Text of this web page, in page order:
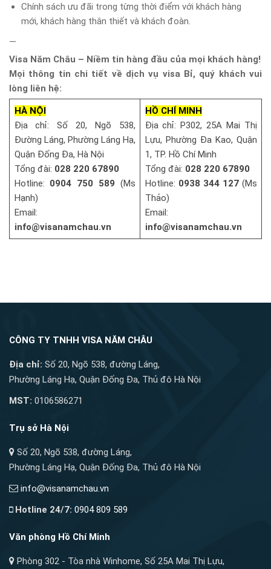
Chính sách ưu đãi trong từng thời điểm với khách hàng
mới, khách hàng thân thiết và khách đoàn.
—
Visa Năm Châu – Niềm tin hàng đầu của mọi khách hàng!
Mọi thông tin chi tiết về dịch vụ visa Bỉ, quý khách vui
lòng liên hệ:
HÀ NỘI
Địa chỉ: Số 20, Ngõ 538,
Đường Láng, Phường Láng Hạ,
Quận Đống Đa, Hà Nội
Tổng đài: 028 220 67890
Hotline: 0904 750 589 (Ms
Hạnh)
Email:
info@visanamchau.vn
HỒ CHÍ MINH
Địa chỉ: P302, 25A Mai Thị
Lựu, Phường Đa Kao, Quận
1, TP. Hồ Chí Minh
Tổng đài: 028 220 67890
Hotline: 0938 344 127(Ms
Thảo)
Email:
info@visanamchau.vn
CÔNG TY TNHH VISA NĂM CHÂU
Địa chỉ: Số 20, Ngõ 538, đường Láng,
Phường Láng Hạ, Quận Đống Đa, Thủ đô Hà Nội
MST: 0106586271
Trụ sở Hà Nội
Số 20, Ngõ 538, đường Láng,
Phường Láng Hạ, Quận Đống Đa, Thủ đô Hà Nội
info@visanamchau.vn
Hotline 24/7: 0904 809 589
Văn phòng Hồ Chí Minh
Phòng 302 - Tòa nhà Winhome, Số 25A Mai Thị Lựu,